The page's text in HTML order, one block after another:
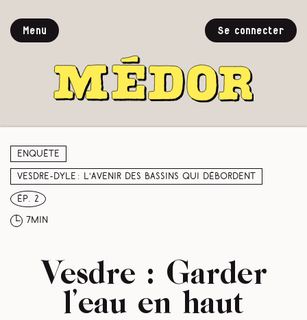
Menu Se connecter
Enquête
Vesdre-Dyle : l’avenir des bassins qui débordent
ép. 2
7min
Vesdre : Garder
l’eau en haut